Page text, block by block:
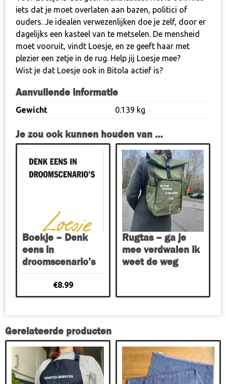
iets dat je moet overlaten aan bazen, politici of
ouders. Je idealen verwezenlijken doe je zelf, door er
dagelijks een kasteel van te metselen. De mensheid
moet vooruit, vindt Loesje, en ze geeft haar met
plezier een zetje in de rug. Help jij Loesje mee?
Wist je dat Loesje ook in Bitola actief is?
Aanvullende informatie
Gewicht 0.139 kg
Je zou ook kunnen houden van …
Boekje – Denk
eens in
droomscenario’s
€8.99
Rugtas – ga je
mee verdwalen ik
weet de weg
Gerelateerde producten